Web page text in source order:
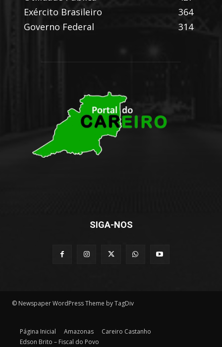
Exército Brasileiro
364
Governo Federal
314
SIGA-NOS
© Newspaper WordPress Theme by TagDiv
Página Inicial Amazonas
Careiro Castanho
Edson Brito – Fiscal do Povo